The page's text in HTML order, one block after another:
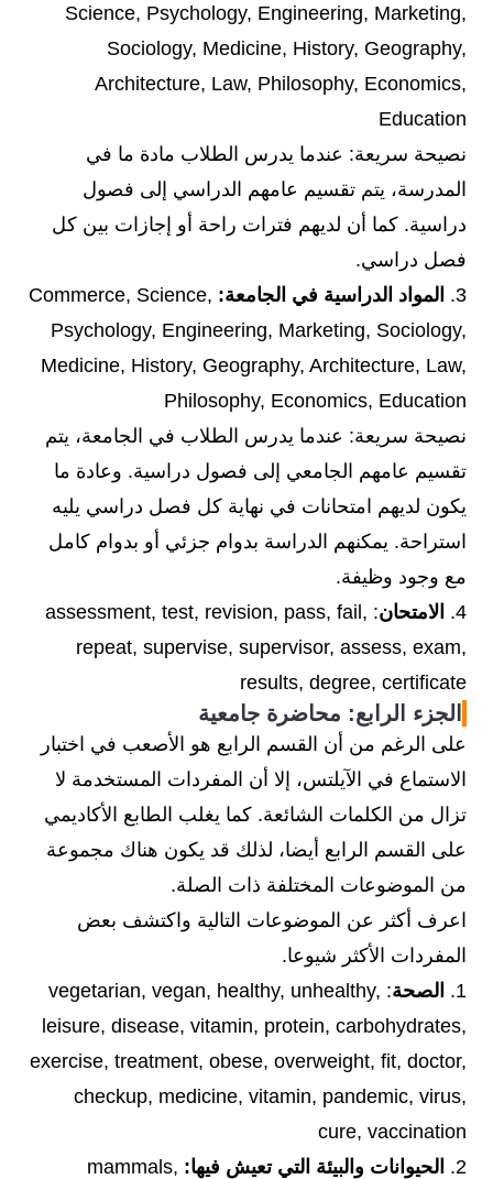
Science, Psychology, Engineering, Marketing,
Sociology, Medicine, History, Geography,
Architecture, Law, Philosophy, Economics,
Education
نصيحة سريعة: عندما يدرس الطلاب مادة ما في
المدرسة، يتم تقسيم عامهم الدراسي إلى فصول
دراسية. كما أن لديهم فترات راحة أو إجازات بين كل
فصل دراسي.
3.
المواد الدراسية في الجامعة: Commerce, Science,
Psychology, Engineering, Marketing, Sociology,
Medicine, History, Geography, Architecture, Law,
Philosophy, Economics, Education
نصيحة سريعة: عندما يدرس الطلاب في الجامعة، يتم
تقسيم عامهم الجامعي إلى فصول دراسية. وعادة ما
يكون لديهم امتحانات في نهاية كل فصل دراسي يليه
استراحة. يمكنهم الدراسة بدوام جزئي أو بدوام كامل
مع وجود وظيفة.
4.
الامتحان : assessment, test, revision, pass, fail,
repeat, supervise, supervisor, assess, exam,
results, degree, certificate
الجزء الرابع: محاضرة جامعية
على الرغم من أن القسم الرابع هو الأصعب في اختبار
الاستماع في الآيلتس، إلا أن المفردات المستخدمة لا
تزال من الكلمات الشائعة. كما يغلب الطابع الأكاديمي
على القسم الرابع أيضا، لذلك قد يكون هناك مجموعة
من الموضوعات المختلفة ذات الصلة.
اعرف أكثر عن الموضوعات التالية واكتشف بعض
المفردات الأكثر شيوعا.
1.
الصحة : ​​vegetarian, vegan, healthy, unhealthy,
leisure, disease, vitamin, protein, carbohydrates,
exercise, treatment, obese, overweight, fit, doctor,
checkup, medicine, vitamin, pandemic, virus,
cure, vaccination
2.
الحيوانات والبيئة التي تعيش فيها: mammals,